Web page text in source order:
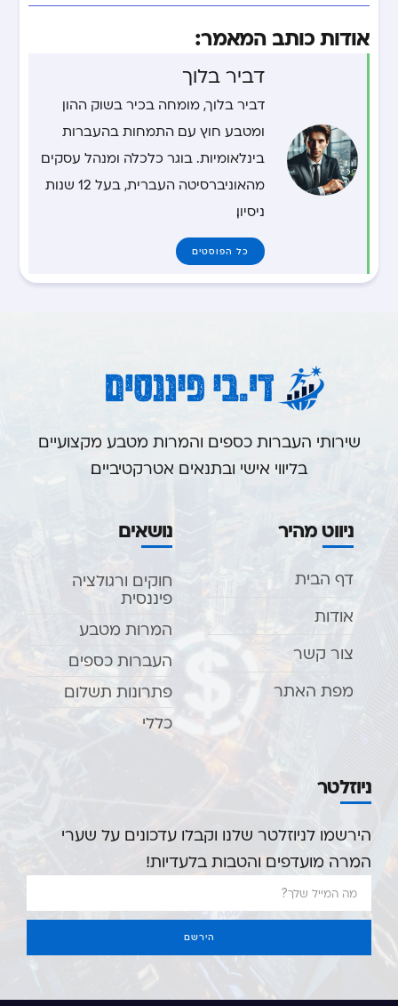
אודות כותב המאמר:
דביר בלוך
דביר בלוך, מומחה בכיר בשוק ההון
ומטבע חוץ עם התמחות בהעברות
בינלאומיות. בוגר כלכלה ומנהל עסקים
מהאוניברסיטה העברית, בעל 12 שנות
ניסיון.
כל הפוסטים
שירותי העברות כספים והמרות מטבע מקצועיים
בליווי אישי ובתנאים אטרקטיביים.
ניווט מהיר
דף הבית
אודות
צור קשר
מפת האתר
נושאים
חוקים ורגולציה
פיננסית
המרות מטבע
העברות כספים
פתרונות תשלום
כללי
ניוזלטר
הירשמו לניוזלטר שלנו וקבלו עדכונים על שערי
המרה מועדפים והטבות בלעדיות!
הירשם